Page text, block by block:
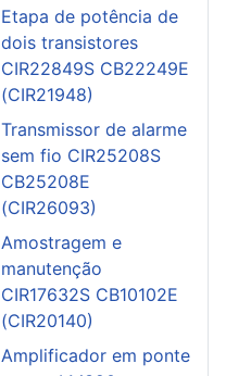
Etapa de potência de
dois transistores
CIR22849S CB22249E
(CIR21948)
Transmissor de alarme
sem fio CIR25208S
CB25208E
(CIR26093)
Amostragem e
manutenção
CIR17632S CB10102E
(CIR20140)
Amplificador em ponte